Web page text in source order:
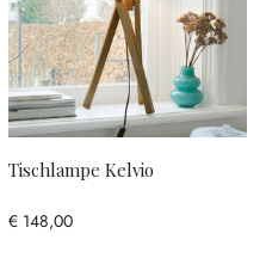
Tischlampe Kelvio
€ 148,00